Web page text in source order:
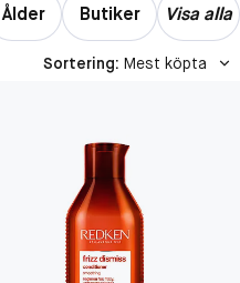
Ålder Butiker Visa alla
Sortering: Mest köpta